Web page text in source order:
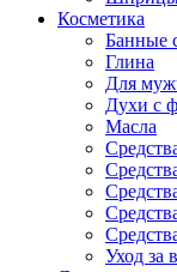
Косметика
Банные
Глина
Для
Духи с
Масла
Уход за